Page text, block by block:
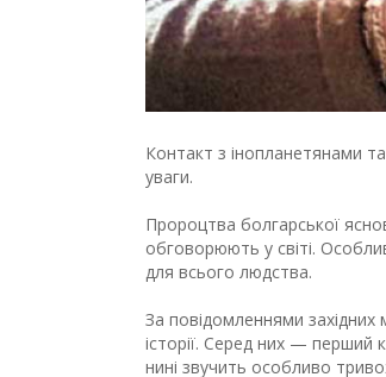
Контакт з інопланетянами
уваги.
Пророцтва болгарської
обговорюють у світі.
для всього людства.
За повідомленнями західних
історії. Серед них —
нині звучить особливо